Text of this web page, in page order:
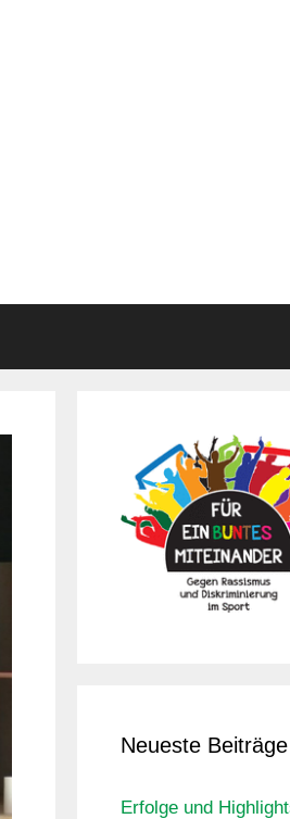
Neueste Beiträge
Erfolge und